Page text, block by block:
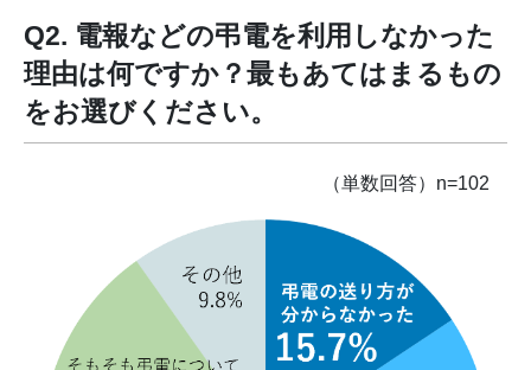
Q2. 電報などの弔電を利用しなかった
理由は何ですか？最もあてはまるもの
をお選びください。
（単数回答）n=102